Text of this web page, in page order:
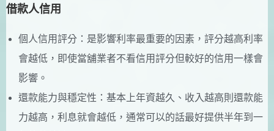
借款人信用
個人信用評分：是影響利率最重要的因素，評分越高利率
會越低，即使當舖業者不看信用評分但較好的信用一樣會
影響。
還款能力與穩定性：基本上年資越久、收入越高則還款能
力越高，利息就會越低，通常可以的話最好提供半年到一